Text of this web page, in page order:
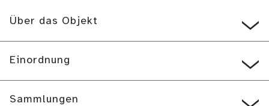
Über das Objekt
Einordnung
Sammlungen